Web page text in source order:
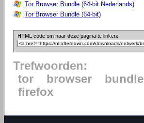
Tor Browser Bundle (64-bit Nederlands)
Tor Browser Bundle (64-bit)
HTML code om naar deze pagina te linken:
Trefwoorden:
tor
browser bundle
firefox